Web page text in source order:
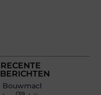
RECENTE
BERICHTEN
Bouwmachines